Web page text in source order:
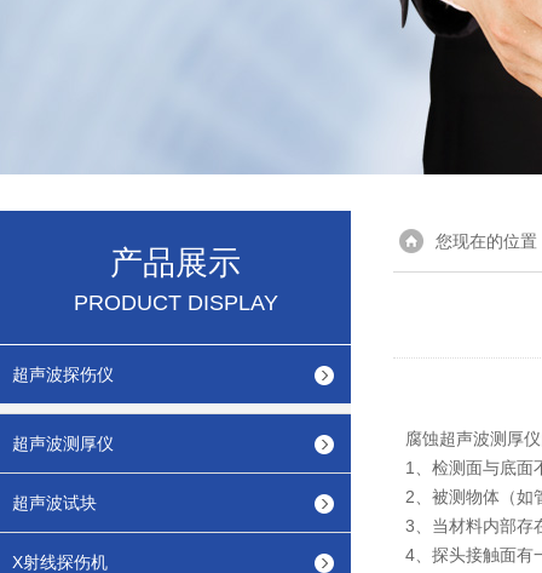
产品展示
PRODUCT DISPLAY
超声波探伤仪
超声波测厚仪
超声波试块
X射线探伤机
您现在的位置
腐蚀超声波测厚
1、检测面与底面
2、被测物体（如
3、当材料内部存
4、探头接触面有